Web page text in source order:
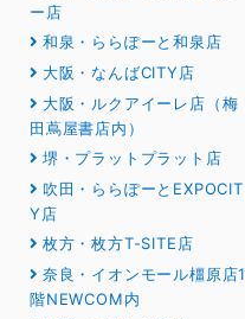
ー店
和泉・ららぽーと和泉店
大阪・なんばCITY店
大阪・ルクアイーレ店（梅
田蔦屋書店内）
堺・プラットプラット店
吹田・ららぽーとEXPOCIT
Y店
枚方・枚方T-SITE店
奈良・イオンモール橿原店1
階NEWCOM内